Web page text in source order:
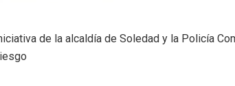
de la alcaldía de Soledad y la Policía